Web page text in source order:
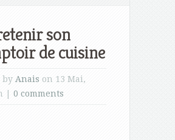
son
de cuisine
by Anais on 13 Mai,
| 0 comments